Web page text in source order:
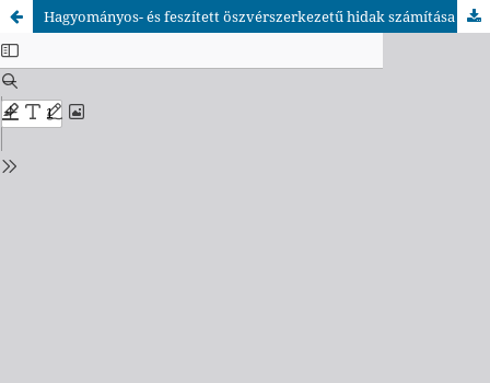
Hagyományos- és feszített öszvérszerkezetű hidak számítása L=45m